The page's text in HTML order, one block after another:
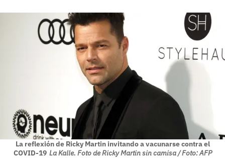
La reflexión de Ricky Martin invitando a vacunarse contra el
COVID-19 La Kalle. Foto de Ricky Martin sin camisa / Foto: AFP